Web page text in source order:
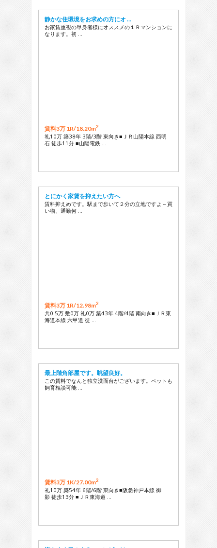
静かな住環境をお求めの方にオ …
お家賃重視の単身者様にオススメの１Ｒマンションに
なります。初 …
賃料3万 1R/18.20m2
礼10万 築38年 3階/3階 東向き■ＪＲ山陽本線 西明
石 徒歩11分 ■山陽電鉄 …
とにかく家賃を抑えたい方へ
賃料抑えめです。駅まで歩いて２分の立地ですよ～買
い物、通勤何 …
賃料3万 1R/12.98m2
共0.5万 敷0万 礼0万 築43年 4階/4階 南向き■ＪＲ東
海道本線 六甲道 徒 …
最上階角部屋です。眺望良好。
この賃料でなんと独立洗面台がございます。ペットも
飼育相談可能 …
賃料3万 1K/27.00m2
礼10万 築54年 6階/6階 東向き■阪急神戸本線 御
影 徒歩13分 ■ＪＲ東海道 …